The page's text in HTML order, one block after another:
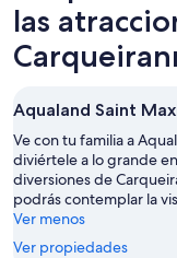
noche,
7
ago
ago
de
semana,
ago
9
ago
para
el
próximo
de
semana,
14
ago
-
16
ago
las
Aqualand Saint
Ve con tu familia a
diviértele a lo grande
diversiones de
podrás contemplar la
Ver menos
Ver propiedades